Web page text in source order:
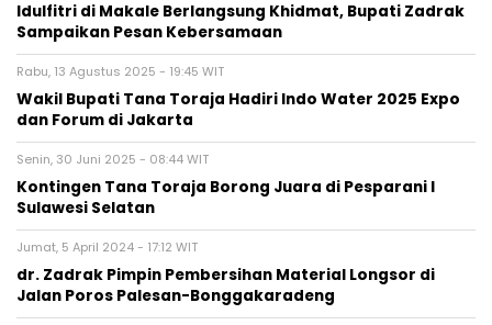
Idulfitri di Makale Berlangsung Khidmat, Bupati Zadrak
Sampaikan Pesan Kebersamaan
Rabu, 13 Agustus 2025 - 19:45 WIT
Wakil Bupati Tana Toraja Hadiri Indo Water 2025 Expo
dan Forum di Jakarta
Senin, 30 Juni 2025 - 08:44 WIT
Kontingen Tana Toraja Borong Juara di Pesparani I
Sulawesi Selatan
Jumat, 5 April 2024 - 17:12 WIT
dr. Zadrak Pimpin Pembersihan Material Longsor di
Jalan Poros Palesan-Bonggakaradeng